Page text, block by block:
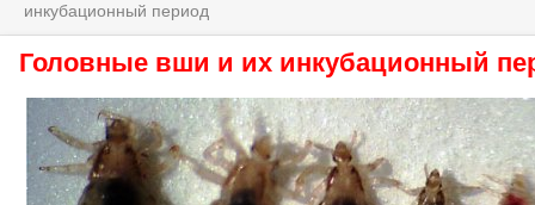
инкубационный период
Головные вши и их инкубационный